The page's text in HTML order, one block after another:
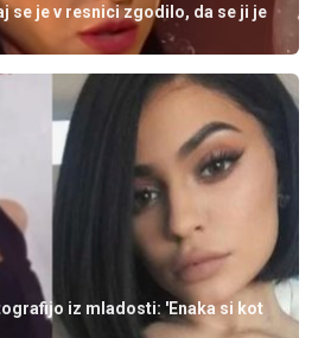
se je v resnici zgodilo, da se ji je
iz mladosti: 'Enaka si kot